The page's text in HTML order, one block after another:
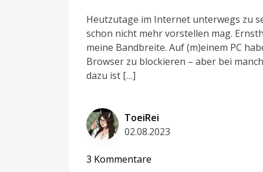
Heutzutage im Internet unterwegs zu
schon nicht mehr vorstellen mag.
meine Bandbreite. Auf (m)einem PC
Browser zu blockieren – aber bei
dazu ist […]
ToeiRei
02.08.2023
3 Kommentare